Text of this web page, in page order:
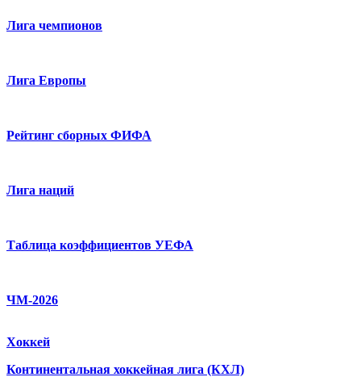
Лига чемпионов
Лига Европы
Рейтинг сборных ФИФА
Лига наций
Таблица коэффициентов УЕФА
ЧМ-2026
Хоккей
Континентальная хоккейная лига (КХЛ)